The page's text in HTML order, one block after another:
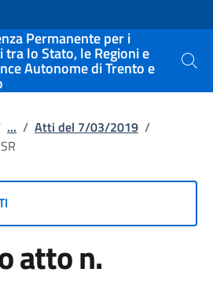
Permanente per i
lo Stato, le Regioni e
Autonome di Trento e Cerca
... / Atti del 7/03/2019 /
atto n.